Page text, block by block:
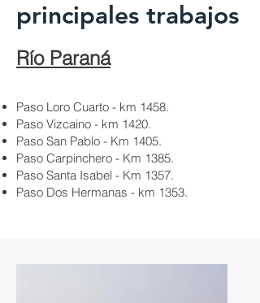
principales trabajos
Río Paraná
Paso Loro Cuarto - km 1458.
Paso Vizcaino - km 1420.
Paso San Pablo - Km 1405.
Paso Carpinchero - Km 1385.
Paso Santa Isabel - Km 1357.
Paso Dos Hermanas - km 1353.